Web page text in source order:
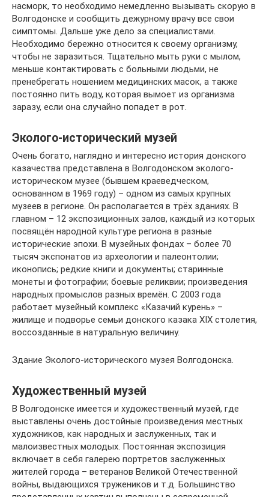
насморк, то необходимо немедленно вызывать скорую в
Волгодонске и сообщить дежурному врачу все свои
симптомы. Дальше уже дело за специалистами.
Необходимо бережно относится к своему организму,
чтобы не заразиться. Тщательно мыть руки с мылом,
меньше контактировать с больными людьми, не
пренебрегать ношением медицинских масок, а также
постоянно пить воду, которая вымоет из организма
заразу, если она случайно попадет в рот.
Эколого-исторический музей
Очень богато, наглядно и интересно история донского
казачества представлена в Волгодонском эколого-
историческом музее (бывшем краеведческом,
основанном в 1969 году) – одном из самых крупных
музеев в регионе. Он располагается в трёх зданиях. В
главном – 12 экспозиционных залов, каждый из которых
посвящён народной культуре региона в разные
исторические эпохи. В музейных фондах – более 70
тысяч экспонатов из археологии и палеонтолии;
иконопись; редкие книги и документы; старинные
монеты и фотографии; боевые реликвии; произведения
народных промыслов разных времён. С 2003 года
работает музейный комплекс «Казачий курень» –
жилище и подворье семьи донского казака XIX столетия,
воссозданные в натуральную величину.
Здание Эколого-исторического музея Волгодонска.
Художественный музей
В Волгодонске имеется и художественный музей, где
выставлены очень достойные произведения местных
художников, как народных и заслуженных, так и
малоизвестных молодых. Постоянная экспозиция
включает в себя галерею портретов заслуженных
жителей города – ветеранов Великой Отечественной
войны, выдающихся тружеников и т.д. Большинство